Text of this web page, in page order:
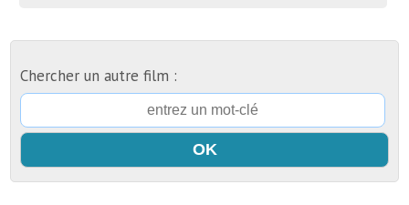
Chercher un autre film :